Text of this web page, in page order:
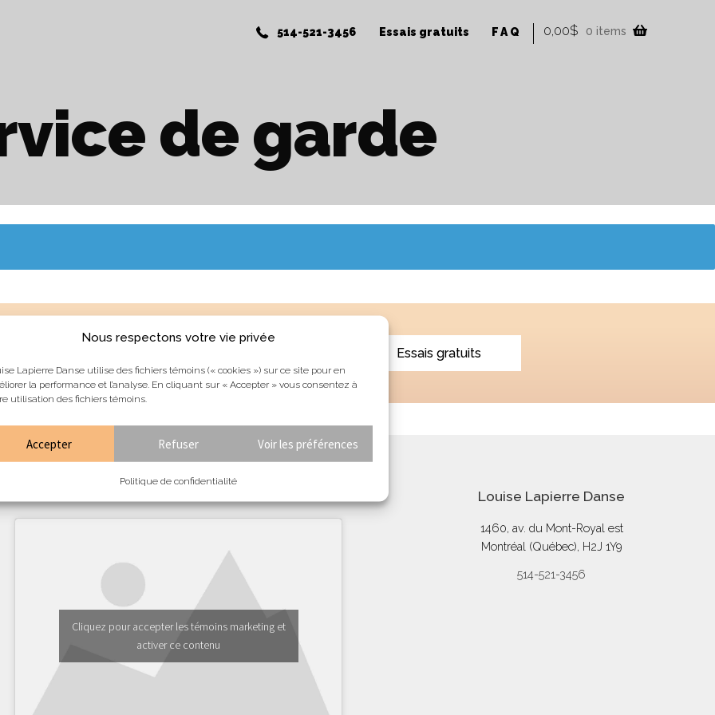
Nous respectons votre vie privée
Lapierre Danse utilise des fichiers témoins (« cookies ») sur ce site pour en
la performance et l’analyse. En cliquant sur « Accepter » vous consentez à
utilisation des fichiers témoins.
Accepter Refuser Voir les préférences
Politique de confidentialité
514-521-3456 Essais gratuits FAQ 0,00$ 0 items
de garde
UN COURS GRATUITEMENT! Essais gratuits
Cliquez pour accepter les témoins marketing et
activer ce contenu
Louise Lapierre Danse
1460, av. du Mont-Royal est
Montréal (Québec), H2J 1Y9
514-521-3456